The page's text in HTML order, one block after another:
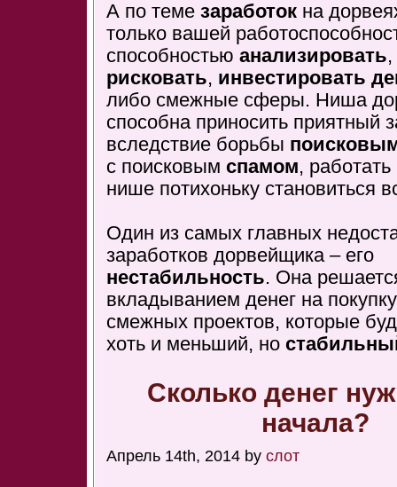
А по теме заработок на
только вашей
способностью анализировать,
рисковать, инвестировать
либо смежные сферы. Ниша
способна приносить приятный
вследствие борьбы
с поисковым спaмом,
нише потихоньку становиться
Один из самых главных
заработков дорвейщика – его
нестабильность. Она
вкладыванием денег на
смежных проектов, которые
хоть и меньший, но
Сколько денег
начала?
Апрель 14th, 2014 by слот